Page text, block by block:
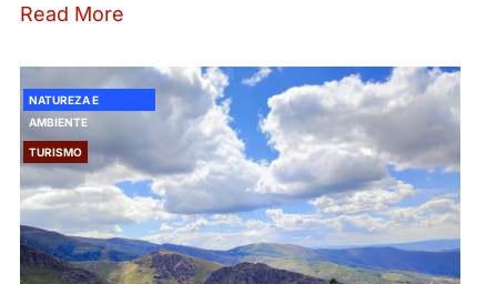
Read More
NATUREZA E
AMBIENTE
TURISMO